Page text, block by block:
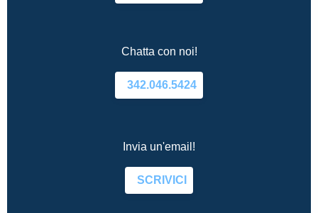
Chatta con noi!
342.046.5424
Invia un'email!
SCRIVICI